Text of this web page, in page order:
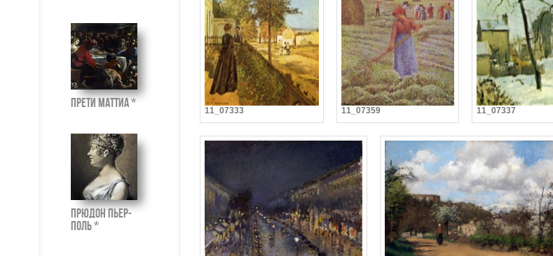
Прети Маттиа *
Прюдон Пьер-
Поль *
11_07333 11_07359 11_07337